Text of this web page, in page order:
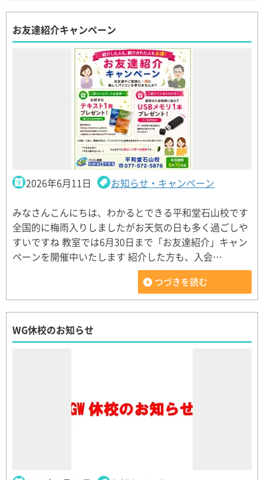
お友達紹介キャンペーン
2026年6月11日 お知らせ・キャンペーン
みなさんこんにちは、わかるとできる平和堂石山校です
全国的に梅雨入りしましたがお天気の日も多く過ごしや
すいですね 教室では6月30日まで「お友達紹介」キャン
ペーンを開催中いたします 紹介した方も、入会…
つづきを読む
WG休校のお知らせ